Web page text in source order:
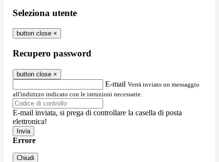
Seleziona utente
button close ×
Recupero password
button close ×
E-mail Verrà inviato un messaggio
all'indirizzo indicato con le istruzioni necessarie.
E-mail inviata, si prega di controllare la casella di posta
elettronica!
Errore
Chiudi